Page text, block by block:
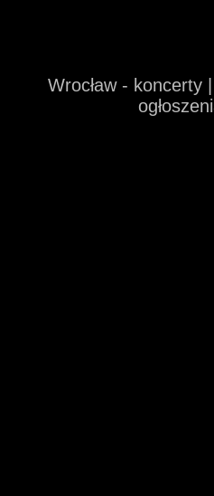
Wrocław - koncerty